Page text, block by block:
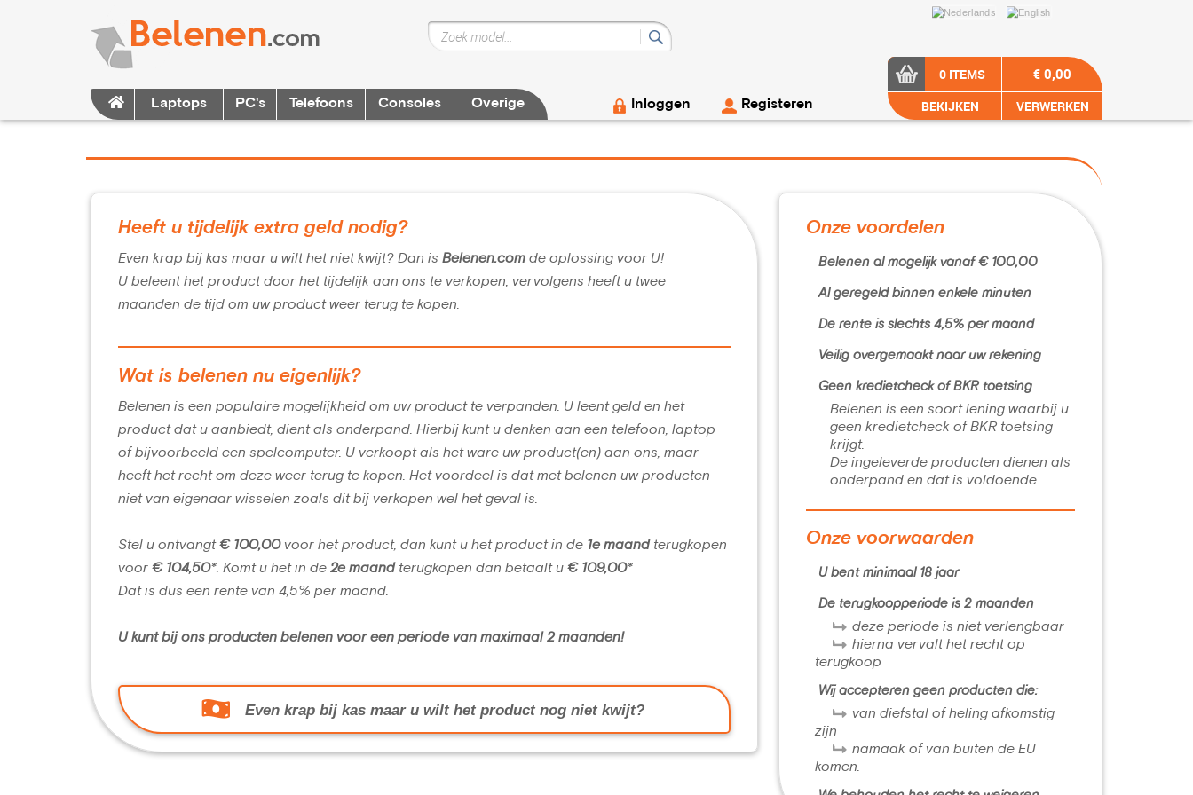
Laptops PC's Telefoons Consoles Overige Inloggen Registeren
0 ITEMS
BEKIJKEN
€ 0,00
VERWERKEN
Heeft u tijdelijk extra geld nodig?
Even krap bij kas maar u wilt het niet kwijt? Dan is Belenen.com de oplossing voor U!
U beleent het product door het tijdelijk aan ons te verkopen, vervolgens heeft u twee
maanden de tijd om uw product weer terug te kopen.
Wat is belenen nu eigenlijk?
Belenen is een populaire mogelijkheid om uw product te verpanden. U leent geld en het
product dat u aanbiedt, dient als onderpand. Hierbij kunt u denken aan een telefoon, laptop
of bijvoorbeeld een spelcomputer. U verkoopt als het ware uw product(en) aan ons, maar
heeft het recht om deze weer terug te kopen. Het voordeel is dat met belenen uw producten
niet van eigenaar wisselen zoals dit bij verkopen wel het geval is.
Stel u ontvangt € 100,00voor het product, dan kunt u het product in de 1e maand terugkopen
voor € 104,50*. Komt u het in de 2e maand terugkopen dan betaalt u € 109,00*
Dat is dus een rente van 4,5% per maand.
U kunt bij ons producten belenen voor een periode van maximaal 2 maanden!
Even krap bij kas maar u wilt het product nog niet kwijt?
Onze voordelen
Belenen al mogelijk vanaf € 100,00
Al geregeld binnen enkele minuten
De rente is slechts 4,5% per maand
Veilig overgemaakt naar uw rekening
Geen kredietcheck of BKR toetsing
Belenen is een soort lening waarbij u
geen kredietcheck of BKR toetsing
krijgt.
De ingeleverde producten dienen als
onderpand en dat is voldoende.
Onze voorwaarden
U bent minimaal 18 jaar
De terugkoopperiode is 2 maanden
deze periode is niet verlengbaar
hierna vervalt het recht op
terugkoop
Wij accepteren geen producten die:
van diefstal of heling afkomstig
zijn
namaak of van buiten de EU
komen.